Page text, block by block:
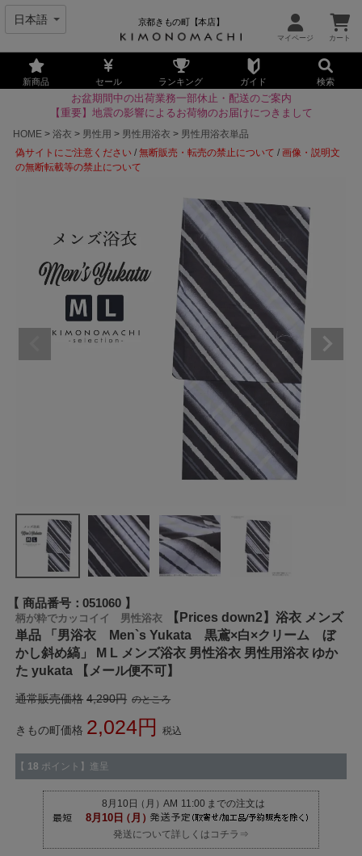
京都きもの町【本店】
新商品 セール ランキング ガイド 検索
お盆期間中の出荷業務一部休止・配送のご案内
【重要】地震の影響によるお荷物のお届けにつきまして
HOME
浴衣 男性用 男性用浴衣
男性用浴衣単品
偽サイトにご注意ください /無断販売・転売の禁止について /画像・説明文
の無断転載等の禁止について
商品番号 051060
柄が粋でカッコイイ 男性浴衣
【Prices down2】浴衣 メンズ
単品 「男浴衣 Men`s Yukata 黒鳶×白×クリーム ぼ
かし斜め縞」 M L メンズ浴衣 男性浴衣 男性用浴衣 ゆか
た yukata 【メール便不可】
通常販売価格 4,290 のところ
きもの町価格 2,024 税込
【 18 ポイント】進呈
発送について詳しくはコチラ⇒